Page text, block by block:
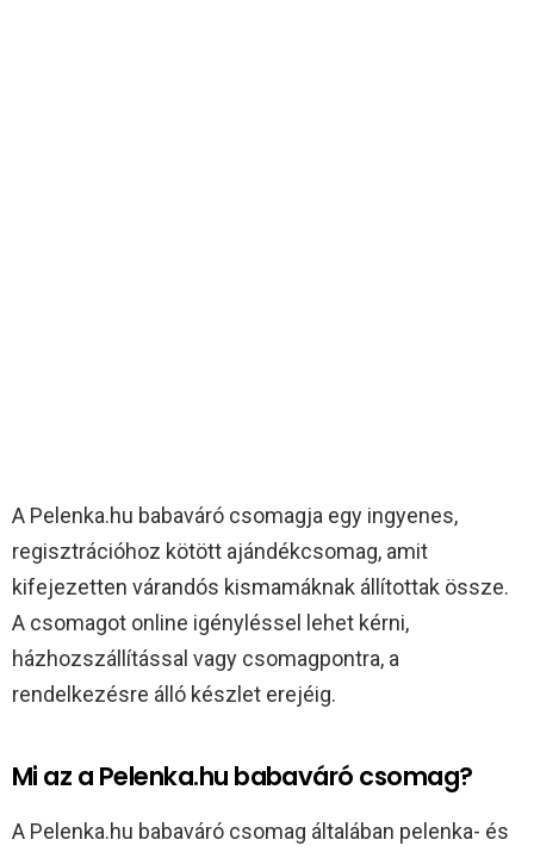
A Pelenka.hu babaváró csomagja egy ingyenes,
regisztrációhoz kötött ajándékcsomag, amit
kifejezetten várandós kismamáknak állítottak össze.
A csomagot online igényléssel lehet kérni,
házhozszállítással vagy csomagpontra, a
rendelkezésre álló készlet erejéig.​
Mi az a Pelenka.hu babaváró csomag?
A Pelenka.hu babaváró csomag általában pelenka- és